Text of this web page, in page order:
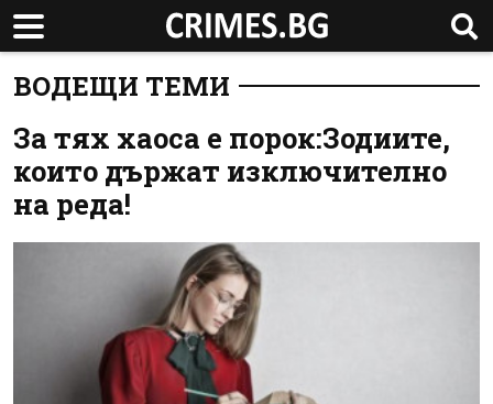
ВОДЕЩИ ТЕМИ
За тях хаоса е порок:Зодиите,
които държат изключително
на реда!